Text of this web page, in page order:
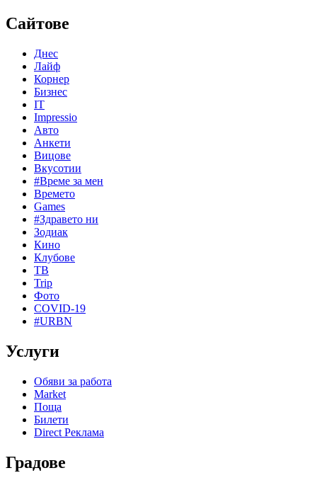
Сайтове
Днес
Лайф
Корнер
Бизнес
IT
Impressio
Авто
Анкети
Вицове
Вкусотии
#Време за мен
Времето
Games
#Здравето ни
Зодиак
Кино
Клубове
ТВ
Trip
Фото
COVID-19
#URBN
Услуги
Обяви за работа
Market
Поща
Билети
Direct Реклама
Градове